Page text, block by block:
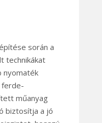
során a
technikákat
nyomaték
ferde-
műanyag
biztosítja a jó